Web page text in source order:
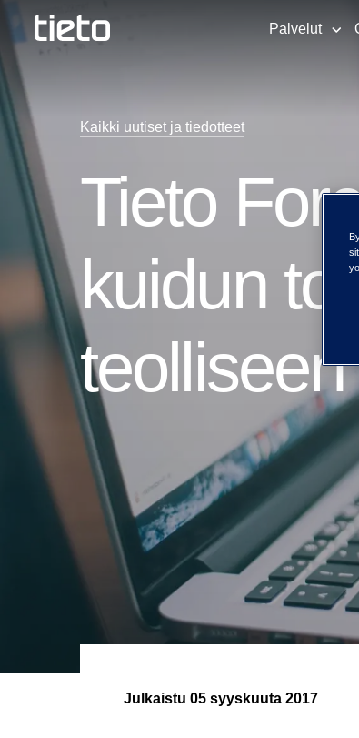
Palvelut
Kaikki uutiset ja tiedotteet
Tieto
kuidun
Julkaistu 05 syyskuuta 2017